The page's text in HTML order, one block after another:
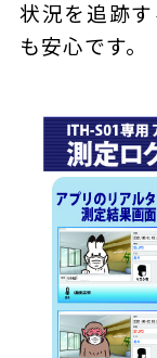
状況を追跡
も安心です。